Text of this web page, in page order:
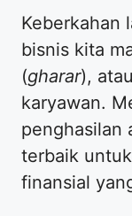
Keberkahan
bisnis kita
(gharar),
karyawan.
penghasilan
terbaik
finansial